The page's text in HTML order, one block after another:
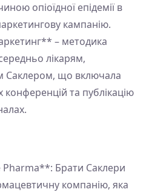
опіоїдної епідемії в
кампанію.
– методика
лікарям,
Саклером, що включала
та публікацію
Брати Саклери
компанію, яка